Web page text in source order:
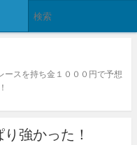
スを持ち金１０００円で予想
強かった！